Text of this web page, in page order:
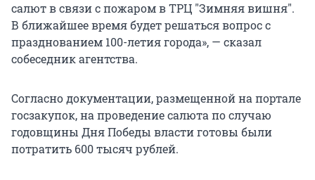
салют в связи с пожаром в ТРЦ "Зимняя вишня".
В ближайшее время будет решаться вопрос с
празднованием 100-летия города», — сказал
собеседник агентства.
Согласно документации, размещенной на портале
госзакупок, на проведение салюта по случаю
годовщины Дня Победы власти готовы были
потратить 600 тысяч рублей.